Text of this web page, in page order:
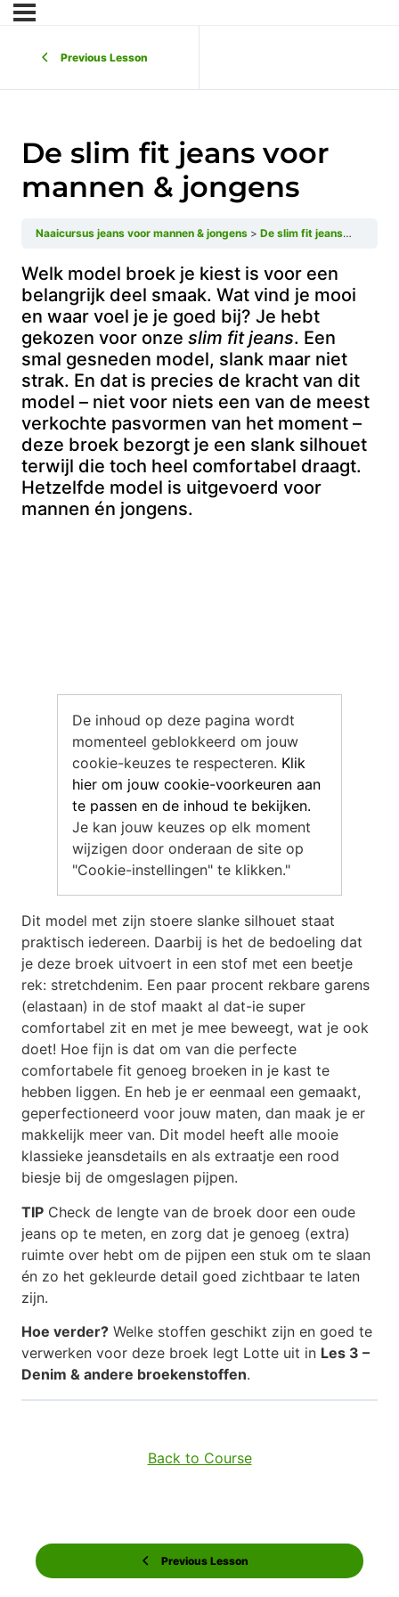
Previous Lesson
De slim fit jeans voor
mannen & jongens
Naaicursus jeans voor mannen & jongens De slim fit jeans voor mannen & jongens
Welk model broek je kiest is voor een
belangrijk deel smaak. Wat vind je mooi
en waar voel je je goed bij? Je hebt
gekozen voor onze slim fit jeans. Een
smal gesneden model, slank maar niet
strak. En dat is precies de kracht van dit
model – niet voor niets een van de meest
verkochte pasvormen van het moment –
deze broek bezorgt je een slank silhouet
terwijl die toch heel comfortabel draagt.
Hetzelfde model is uitgevoerd voor
mannen én jongens.
De inhoud op deze pagina wordt
momenteel geblokkeerd om jouw
cookie-keuzes te respecteren. Klik
hier om jouw cookie-voorkeuren aan
te passen en de inhoud te bekijken.
Je kan jouw keuzes op elk moment
wijzigen door onderaan de site op
"Cookie-instellingen" te klikken."
Dit model met zijn stoere slanke silhouet staat
praktisch iedereen. Daarbij is het de bedoeling dat
je deze broek uitvoert in een stof met een beetje
rek: stretchdenim. Een paar procent rekbare garens
(elastaan) in de stof maakt al dat-ie super
comfortabel zit en met je mee beweegt, wat je ook
doet! Hoe fijn is dat om van die perfecte
comfortabele fit genoeg broeken in je kast te
hebben liggen. En heb je er eenmaal een gemaakt,
geperfectioneerd voor jouw maten, dan maak je er
makkelijk meer van. Dit model heeft alle mooie
klassieke jeansdetails en als extraatje een rood
biesje bij de omgeslagen pijpen.
TIP Check de lengte van de broek door een oude
jeans op te meten, en zorg dat je genoeg (extra)
ruimte over hebt om de pijpen een stuk om te slaan
én zo het gekleurde detail goed zichtbaar te laten
zijn.
Hoe verder? Welke stoffen geschikt zijn en goed te
verwerken voor deze broek legt Lotte uit in Les 3 –
Denim & andere broekenstoffen.
Previous Lesson
Back to Course